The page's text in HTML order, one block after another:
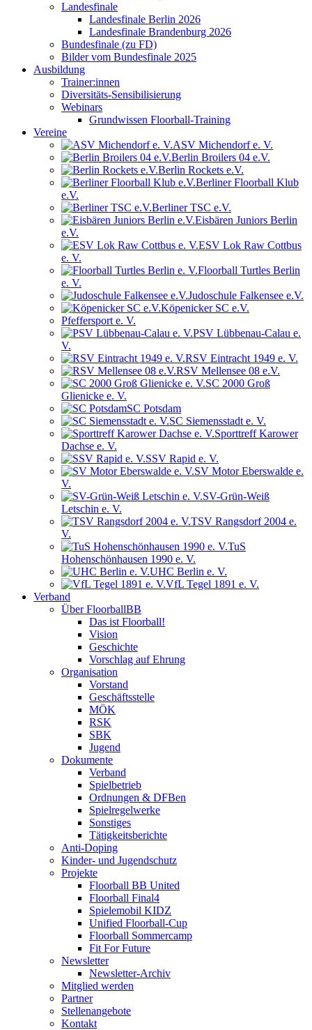
Landesfinale
Landesfinale Berlin 2026
Landesfinale Brandenburg 2026
Bundesfinale (zu FD)
Bilder vom Bundesfinale 2025
Ausbildung
Trainer:innen
Diversitäts-Sensibilisierung
Webinars
Grundwissen Floorball-Training
Vereine
ASV Michendorf e. V.
Berlin Broilers 04 e.V.
Berlin Rockets e.V.
Berliner Floorball Klub
e.V.
Berliner TSC e.V.
Eisbären Juniors Berlin
e.V.
ESV Lok Raw Cottbus
e. V.
Floorball Turtles Berlin
e. V.
Judoschule Falkensee e.V.
Köpenicker SC e.V.
Pfeffersport e. V.
PSV Lübbenau-Calau e.
V.
RSV Eintracht 1949 e. V.
RSV Mellensee 08 e.V.
SC 2000 Groß
Glienicke e. V.
SC Potsdam
SC Siemensstadt e. V.
Sporttreff Karower
Dachse e. V.
SSV Rapid e. V.
SV Motor Eberswalde e.
V.
SV-Grün-Weiß
Letschin e. V.
TSV Rangsdorf 2004 e.
V.
TuS
Hohenschönhausen 1990 e. V.
UHC Berlin e. V.
VfL Tegel 1891 e. V.
Verband
Über FloorballBB
Das ist Floorball!
Vision
Geschichte
Vorschlag auf Ehrung
Organisation
Vorstand
Geschäftsstelle
MÖK
RSK
SBK
Jugend
Dokumente
Verband
Spielbetrieb
Ordnungen & DFBen
Spielregelwerke
Sonstiges
Tätigkeitsberichte
Anti-Doping
Kinder- und Jugendschutz
Projekte
Floorball BB United
Floorball Final4
Spielemobil KIDZ
Unified Floorball-Cup
Floorball Sommercamp
Fit For Future
Newsletter
Newsletter-Archiv
Mitglied werden
Partner
Stellenangebote
Kontakt